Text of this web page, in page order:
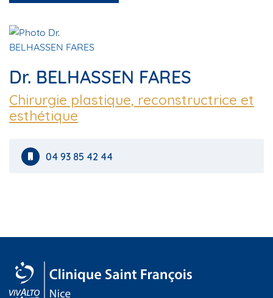
Dr. BELHASSEN FARES
Chirurgie plastique, reconstructrice et
esthétique
04 93 85 42 44